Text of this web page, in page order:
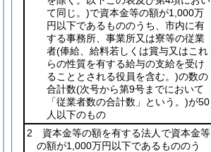
て同じ。)で資本金等の額が1,000万
円以下であるもののうち、市内に有
する事務所、事業所又は寮等の従業
者(俸給、給料若しくは賞与又はこれ
らの性質を有する給与の支給を受け
ることとされる役員を含む。)の数の
合計数(次号から第9号までにおいて
「従業者数の合計数」という。)が50
人以下のもの
2 資本金等の額を有する法人で資本金等
の額が1,000万円以下であるもののう